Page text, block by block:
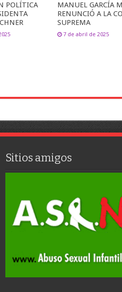
POLÍTICA
MANUEL GARCÍA
RENUNCIÓ A LA
SUPREMA
7 de abril de 2025
Sitios amigos